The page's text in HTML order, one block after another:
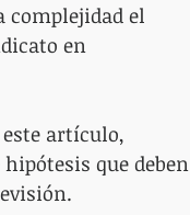
complejidad el
en
artículo,
que deben